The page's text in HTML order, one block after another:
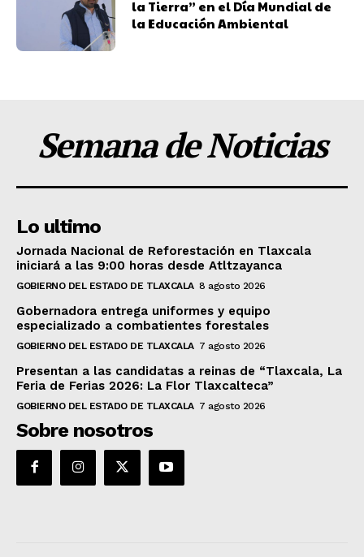
la Tierra” en el Día Mundial de
la Educación Ambiental
Semana de Noticias
Lo ultimo
Jornada Nacional de Reforestación en Tlaxcala
iniciará a las 9:00 horas desde Atltzayanca
GOBIERNO DEL ESTADO DE TLAXCALA 8 agosto 2026
Gobernadora entrega uniformes y equipo
especializado a combatientes forestales
GOBIERNO DEL ESTADO DE TLAXCALA 7 agosto 2026
Presentan a las candidatas a reinas de “Tlaxcala, La
Feria de Ferias 2026: La Flor Tlaxcalteca”
GOBIERNO DEL ESTADO DE TLAXCALA 7 agosto 2026
Sobre nosotros